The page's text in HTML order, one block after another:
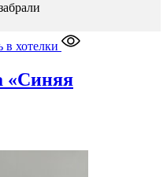
в хотелки
«Синяя